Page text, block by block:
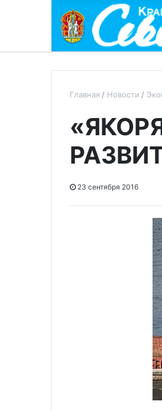
Главная Новости
23 сентября 2016